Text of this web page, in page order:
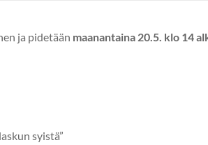
ja pidetään maanantaina 20.5. klo 14
syistä”